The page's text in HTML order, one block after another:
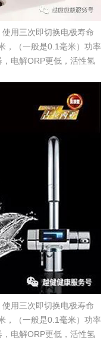
用三次即切换电极寿命
，（一般是0.1毫米）功率
电解ORP更低，活性氢
用三次即切换电极寿命
，（一般是0.1毫米）功率
电解ORP更低，活性氢